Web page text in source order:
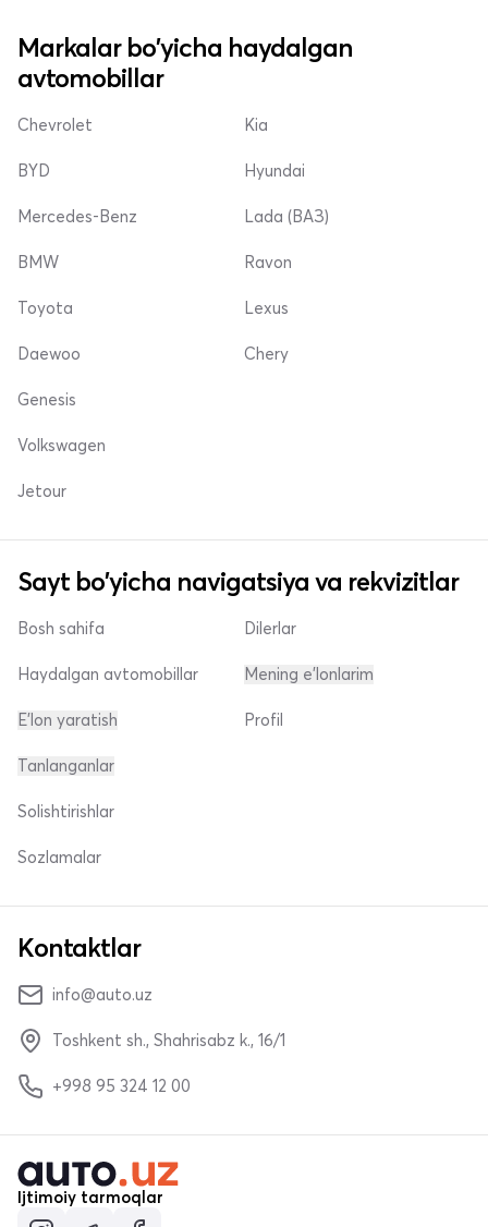
Markalar bo'yicha haydalgan
avtomobillar
Chevrolet
BYD
Mercedes-Benz
Kia
Hyundai
Lada (ВАЗ)
BMW
Toyota
Daewoo
Ravon
Lexus
Chery
Genesis
Volkswagen
Jetour
Sayt bo'yicha navigatsiya va rekvizitlar
Bosh sahifa
Haydalgan avtomobillar
E'lon yaratish
Dilerlar
Mening e'lonlarim
Profil
Tanlanganlar
Solishtirishlar
Sozlamalar
Kontaktlar
info@auto.uz
Toshkent sh., Shahrisabz k., 16/1
+998 95 324 12 00
Ijtimoiy tarmoqlar